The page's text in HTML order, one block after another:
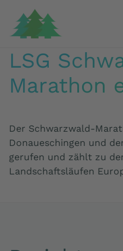
Skip
main
content
LSG
Marathon
Der Schwarzwald-
Donaueschingen und
gerufen und zählt zu
Landschaftsläufen